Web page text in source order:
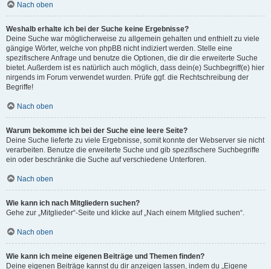
Nach oben
Weshalb erhalte ich bei der Suche keine Ergebnisse?
Deine Suche war möglicherweise zu allgemein gehalten und enthielt zu viele
gängige Wörter, welche von phpBB nicht indiziert werden. Stelle eine
spezifischere Anfrage und benutze die Optionen, die dir die erweiterte Suche
bietet. Außerdem ist es natürlich auch möglich, dass dein(e) Suchbegriff(e) hier
nirgends im Forum verwendet wurden. Prüfe ggf. die Rechtschreibung der
Begriffe!
Nach oben
Warum bekomme ich bei der Suche eine leere Seite?
Deine Suche lieferte zu viele Ergebnisse, somit konnte der Webserver sie nicht
verarbeiten. Benutze die erweiterte Suche und gib spezifischere Suchbegriffe
ein oder beschränke die Suche auf verschiedene Unterforen.
Nach oben
Wie kann ich nach Mitgliedern suchen?
Gehe zur „Mitglieder“-Seite und klicke auf „Nach einem Mitglied suchen“.
Nach oben
Wie kann ich meine eigenen Beiträge und Themen finden?
Deine eigenen Beiträge kannst du dir anzeigen lassen, indem du „Eigene